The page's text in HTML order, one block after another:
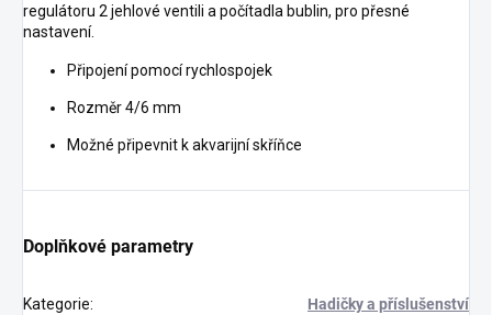
regulátoru 2 jehlové ventili a počítadla bublin, pro přesné
nastavení.
Připojení pomocí rychlospojek
Rozměr 4/6 mm
Možné připevnit k akvarijní skříňce
Doplňkové parametry
Kategorie: Hadičky a příslušenství